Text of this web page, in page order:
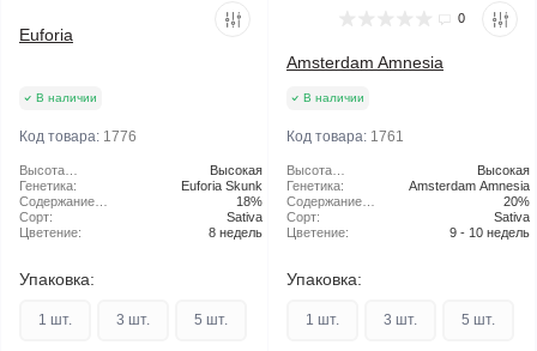
Euforia
В наличии
Код товара: 1776
Высота
растения:
Высокая
Генетика:
Euforia Skunk
Содержание
ТГК:
18%
Сорт:
Sativa
Цветение:
8 недель
Упаковка:
1 шт. 3 шт. 5 шт.
0
Amsterdam Amnesia
В наличии
Код товара: 1761
Высота
растения:
Высокая
Генетика:
Amsterdam Amnesia
Содержание
ТГК:
20%
Сорт:
Sativa
Цветение:
9 - 10 недель
Упаковка:
1 шт. 3 шт. 5 шт.